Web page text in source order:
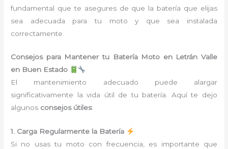
fundamental que te asegures de que la batería que elijas
sea adecuada para tu moto y que sea instalada
correctamente.
Consejos para Mantener tu Batería Moto en Letrán Valle
en Buen Estado
El mantenimiento adecuado puede alargar
significativamente la vida útil de tu batería. Aquí te dejo
algunos consejos útiles:
1. Carga Regularmente la Batería
Si no usas tu moto con frecuencia, es importante que